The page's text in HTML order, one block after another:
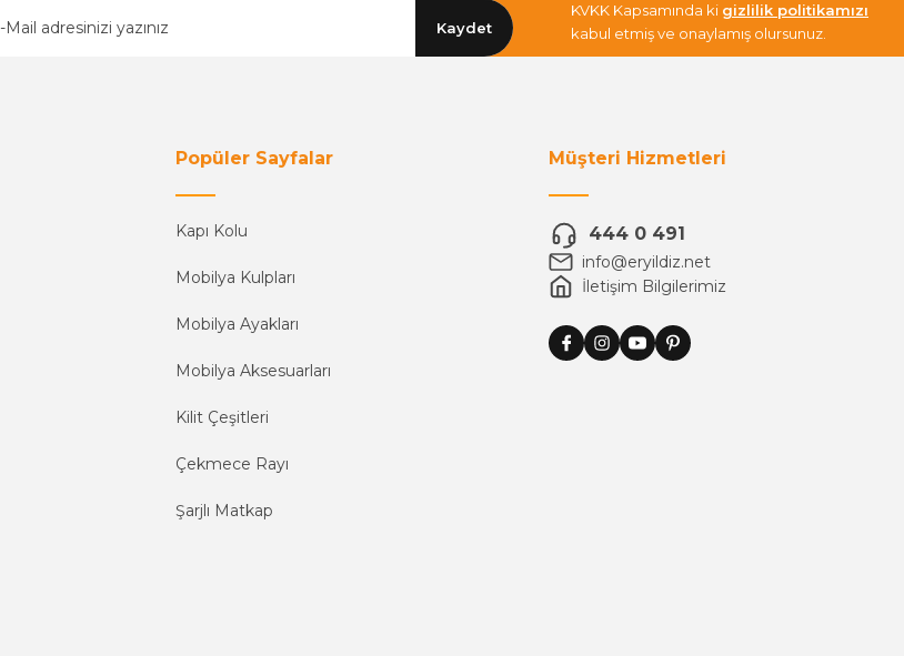
Kaydet
KVKK Kapsamında ki gizlilik politikamızı
kabul etmiş ve onaylamış olursunuz.
Popüler Sayfalar
Kapı Kolu
Mobilya Kulpları
Mobilya Ayakları
Mobilya Aksesuarları
Kilit Çeşitleri
Çekmece Rayı
Şarjlı Matkap
Müşteri Hizmetleri
444 0 491
info@eryildiz.net
İletişim Bilgilerimiz